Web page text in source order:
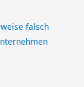
falsch